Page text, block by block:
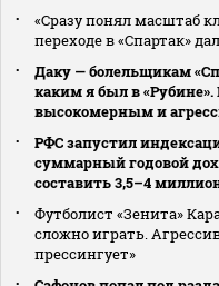
«Сразу понял масштаб
переходе в «Спартак»
Даку — болельщикам
каким я был в
высокомерным и
РФС запустил
суммарный годовой
составить 3,5–4
Футболист «Зенита»
сложно играть.
прессингует»